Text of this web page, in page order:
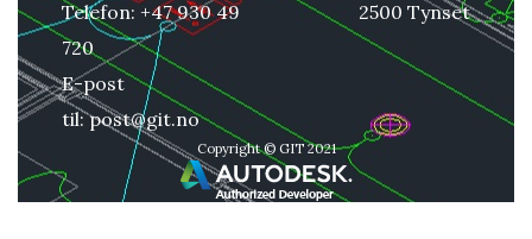
Telefon: +47 930 49
720
E-post
til:post@git.no
2500 Tynset
Copyright © GIT 2021